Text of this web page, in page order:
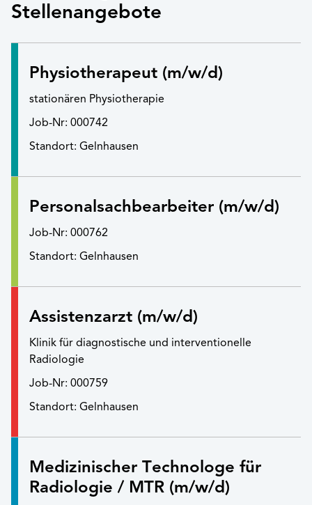
Stellenangebote
Physiotherapeut (m/w/d)
stationären Physiotherapie
Job-Nr: 000742
Standort: Gelnhausen
Personalsachbearbeiter (m/w/d)
Job-Nr: 000762
Standort: Gelnhausen
Assistenzarzt (m/w/d)
Klinik für diagnostische und interventionelle
Radiologie
Job-Nr: 000759
Standort: Gelnhausen
Medizinischer Technologe für
Radiologie / MTR (m/w/d)